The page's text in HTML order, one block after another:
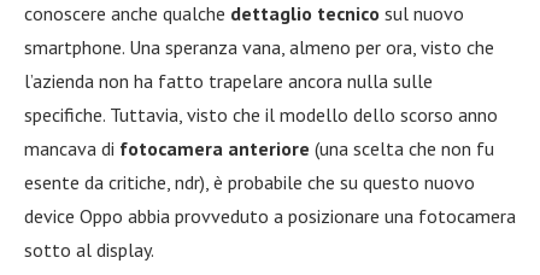
conoscere anche qualche dettaglio tecnico sul nuovo
smartphone. Una speranza vana, almeno per ora, visto che
l’azienda non ha fatto trapelare ancora nulla sulle
specifiche. Tuttavia, visto che il modello dello scorso anno
mancava di fotocamera anteriore (una scelta che non fu
esente da critiche, ndr), è probabile che su questo nuovo
device Oppo abbia provveduto a posizionare una fotocamera
sotto al display.